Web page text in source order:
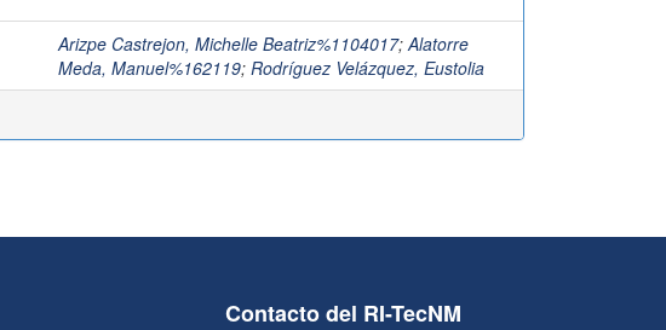
Arizpe Castrejon, Michelle Beatriz%1104017;Alatorre
Meda, Manuel%162119; Rodríguez Velázquez, Eustolia
Contacto del RI-TecNM